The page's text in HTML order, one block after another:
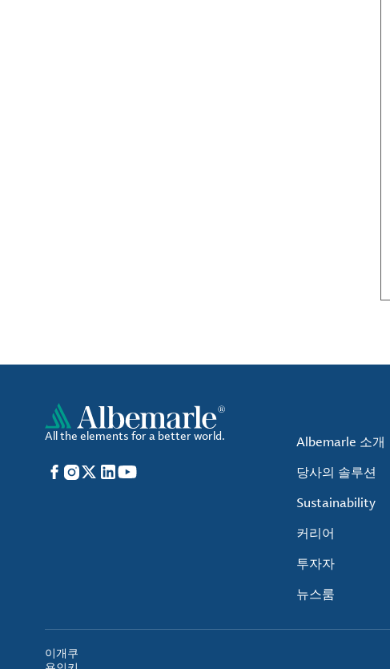
All the elements for a better world.
Facebook
Instagram
X LinkedIn
YouTube
Albemarle 소개
당사의 솔루션
Sustainability
커리어
투자자
뉴스룸
이개쿠